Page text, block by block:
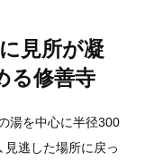
見所が凝
る修善寺
湯を中心に半径300
見逃した場所に戻っ